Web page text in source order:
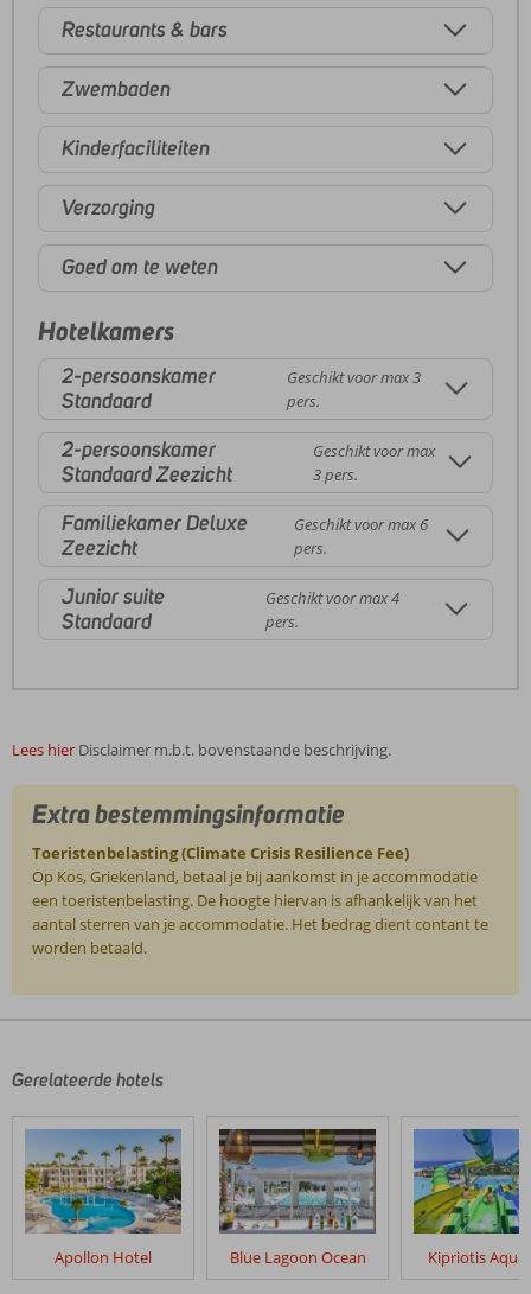
Restaurants & bars
Zwembaden
Kinderfaciliteiten
Verzorging
Goed om te weten
Hotelkamers
2-persoonskamer
Standaard
Geschikt voor max 3
pers.
2-persoonskamer
Standaard Zeezicht
Geschikt voor max
3 pers.
Familiekamer Deluxe
Zeezicht
Geschikt voor max 6
pers.
Junior suite
Standaard
Geschikt voor max 4
pers.
Lees hier Disclaimer m.b.t. bovenstaande beschrijving.
Extra bestemmingsinformatie
Toeristenbelasting (Climate Crisis Resilience Fee)
Op Kos, Griekenland, betaal je bij aankomst in je accommodatie
een toeristenbelasting. De hoogte hiervan is afhankelijk van het
aantal sterren van je accommodatie. Het bedrag dient contant te
worden betaald.
door
klanten
geschreven
na
hun
verblijf
Triton
Gerelateerde hotels
Apollon Hotel Blue Lagoon Ocean Kipriotis